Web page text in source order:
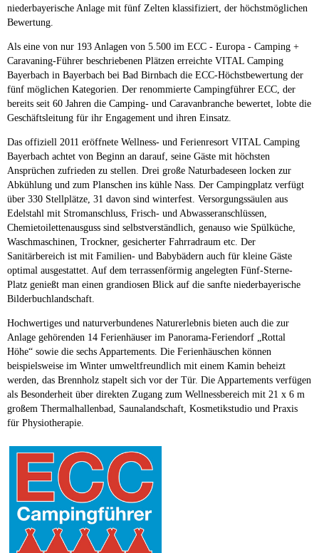
niederbayerische Anlage mit fünf Zelten klassifiziert, der höchstmöglichen
Bewertung.
Als eine von nur 193 Anlagen von 5.500 im ECC - Europa - Camping +
Caravaning-Führer beschriebenen Plätzen erreichte VITAL Camping
Bayerbach in Bayerbach bei Bad Birnbach die ECC-Höchstbewertung der
fünf möglichen Kategorien. Der renommierte Campingführer ECC, der
bereits seit 60 Jahren die Camping- und Caravanbranche bewertet, lobte die
Geschäftsleitung für ihr Engagement und ihren Einsatz.
Das offiziell 2011 eröffnete Wellness- und Ferienresort VITAL Camping
Bayerbach achtet von Beginn an darauf, seine Gäste mit höchsten
Ansprüchen zufrieden zu stellen. Drei große Naturbadeseen locken zur
Abkühlung und zum Planschen ins kühle Nass. Der Campingplatz verfügt
über 330 Stellplätze, 31 davon sind winterfest. Versorgungssäulen aus
Edelstahl mit Stromanschluss, Frisch- und Abwasseranschlüssen,
Chemietoilettenausguss sind selbstverständlich, genauso wie Spülküche,
Waschmaschinen, Trockner, gesicherter Fahrradraum etc. Der
Sanitärbereich ist mit Familien- und Babybädern auch für kleine Gäste
optimal ausgestattet. Auf dem terrassenförmig angelegten Fünf-Sterne-
Platz genießt man einen grandiosen Blick auf die sanfte niederbayerische
Bilderbuchlandschaft.
Hochwertiges und naturverbundenes Naturerlebnis bieten auch die zur
Anlage gehörenden 14 Ferienhäuser im Panorama-Feriendorf „Rottal
Höhe“ sowie die sechs Appartements. Die Ferienhäuschen können
beispielsweise im Winter umweltfreundlich mit einem Kamin beheizt
werden, das Brennholz stapelt sich vor der Tür. Die Appartements verfügen
als Besonderheit über direkten Zugang zum Wellnessbereich mit 21 x 6 m
großem Thermalhallenbad, Saunalandschaft, Kosmetikstudio und Praxis
für Physiotherapie.